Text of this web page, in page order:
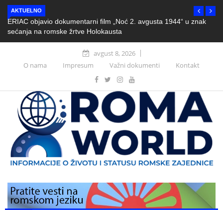
AKTUELNO
ERIAC objavio dokumentarni film „Noć 2. avgusta 1944“ u znak
sećanja na romske žrtve Holokausta
avgust 8, 2026
O nama
Impresum Važni dokumenti Kontakt